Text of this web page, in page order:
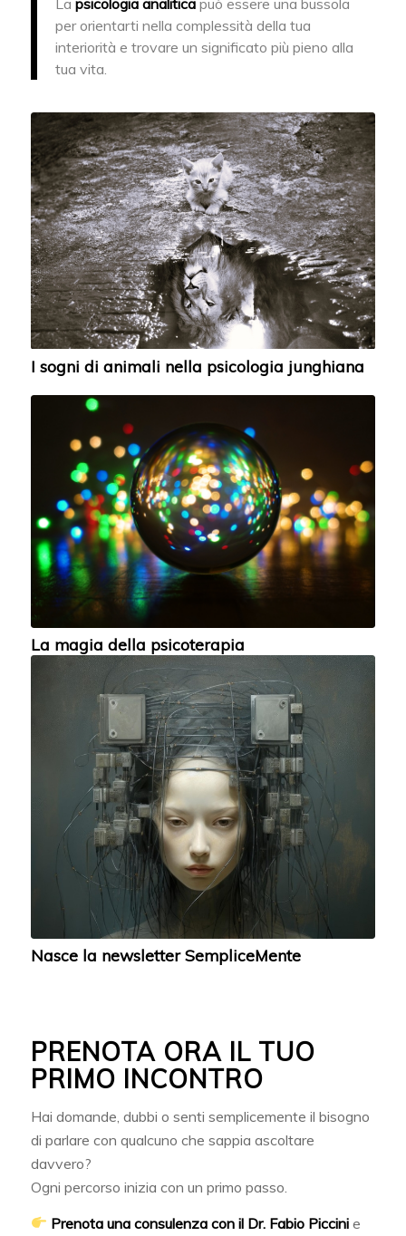
La psicologia analiticapuò essere una bussola
per orientarti nella complessità della tua
interiorità e trovare un significato più pieno alla
tua vita.
I sogni di animali nella psicologia junghiana
La magia della psicoterapia
Nasce la newsletter SempliceMente
PRENOTA ORA IL TUO
PRIMO INCONTRO
Hai domande, dubbi o senti semplicemente il bisogno
di parlare con qualcuno che sappia ascoltare
davvero?
Ogni percorso inizia con un primo passo.
Prenota una consulenza con il Dr. Fabio Piccinie